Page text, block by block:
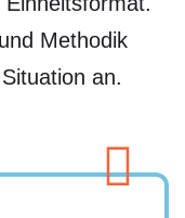
Methodik
an.